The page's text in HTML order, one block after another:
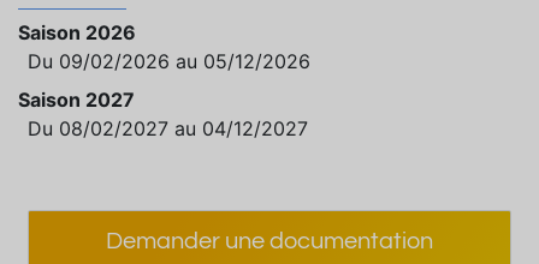
Saison 2026
Du 09/02/2026 au 05/12/2026
Saison 2027
Du 08/02/2027 au 04/12/2027
Demander une documentation